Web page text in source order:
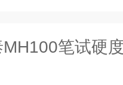
MH100笔试硬